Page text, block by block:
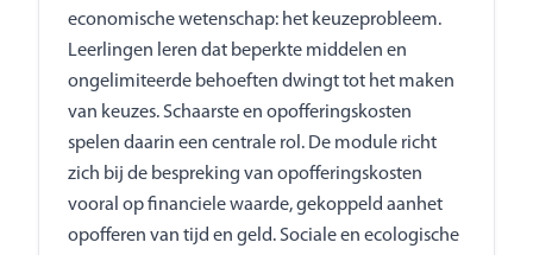
economische wetenschap: het keuzeprobleem.
Leerlingen leren dat beperkte middelen en
ongelimiteerde behoeften dwingt tot het maken
van keuzes. Schaarste en opofferingskosten
spelen daarin een centrale rol. De module richt
zich bij de bespreking van opofferingskosten
vooral op financiele waarde, gekoppeld aanhet
opofferen van tijd en geld. Sociale en ecologische